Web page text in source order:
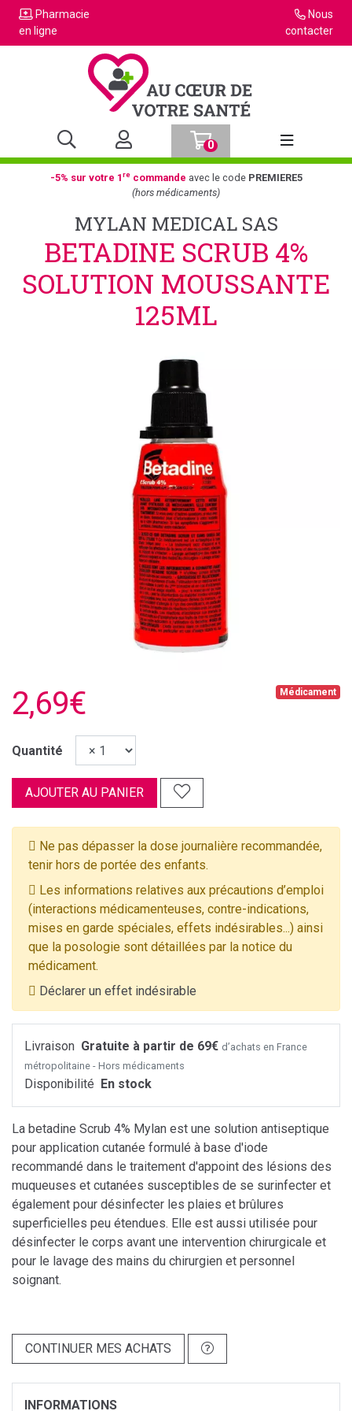
Pharmacie
en ligne
Nous
contacter
0
Afficher la
-5% sur votre 1recommande avec le code PREMIERE5
(hors médicaments)
MYLAN MEDICAL SAS
BETADINE SCRUB 4%
SOLUTION MOUSSANTE
125ML
Médicament
2,69€
Quantité
AJOUTER AU PANIER
Ne pas dépasser la dose journalière recommandée,
tenir hors de portée des enfants.
Les informations relatives aux précautions d’emploi
(interactions médicamenteuses, contre-indications,
mises en garde spéciales, effets indésirables...) ainsi
que la posologie sont détaillées par la notice du
médicament.
Déclarer un effet indésirable
Livraison Gratuite à partir de 69€ d’achats en France
métropolitaine - Hors médicaments
Disponibilité En stock
La betadine Scrub 4% Mylan est une solution antiseptique
pour application cutanée formulé à base d'iode
recommandé dans le traitement d'appoint des lésions des
muqueuses et cutanées susceptibles de se surinfecter et
également pour désinfecter les plaies et brûlures
superficielles peu étendues. Elle est aussi utilisée pour
désinfecter le corps avant une intervention chirurgicale et
pour le lavage des mains du chirurgien et personnel
soignant.
CONTINUER MES ACHATS
INFORMATIONS